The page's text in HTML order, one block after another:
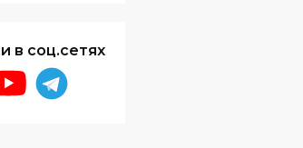
в соц.сетях